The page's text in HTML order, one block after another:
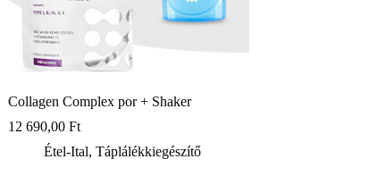
Collagen Complex por + Shaker
12 690,00 Ft
Étel-Ital, Táplálékkiegészítő